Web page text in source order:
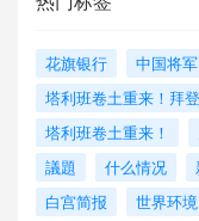
花旗银行 中国将军
塔利班卷土重来！拜
塔利班卷土重来！
議題
什么情况
白宫简报
世界环境